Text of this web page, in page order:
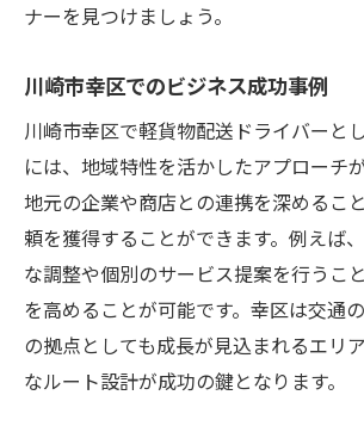
ナーを見つけましょう。
川崎市幸区でのビジネス成功事例
川崎市幸区で軽貨物配送ドライバーと
には、地域特性を活かしたアプローチ
地元の企業や商店との連携を深めるこ
頼を獲得することができます。例えば
な調整や個別のサービス提案を行うこ
を高めることが可能です。幸区は交通
の拠点としても成長が見込まれるエリ
なルート設計が成功の鍵となります。